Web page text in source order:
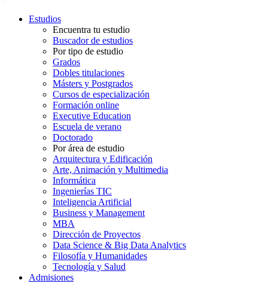
Estudios
Encuentra tu estudio
Buscador de estudios
Por tipo de estudio
Grados
Dobles titulaciones
Másters y Postgrados
Cursos de especialización
Formación online
Executive Education
Escuela de verano
Doctorado
Por área de estudio
Arquitectura y Edificación
Arte, Animación y Multimedia
Informática
Ingenierías TIC
Inteligencia Artificial
Business y Management
MBA
Dirección de Proyectos
Data Science & Big Data Analytics
Filosofía y Humanidades
Tecnología y Salud
Admisiones